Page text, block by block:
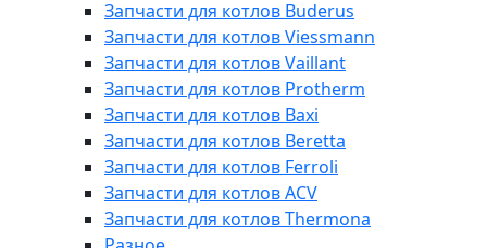
Запчасти для котлов Buderus
Запчасти для котлов Viessmann
Запчасти для котлов Vaillant
Запчасти для котлов Protherm
Запчасти для котлов Baxi
Запчасти для котлов Beretta
Запчасти для котлов Ferroli
Запчасти для котлов ACV
Запчасти для котлов Thermona